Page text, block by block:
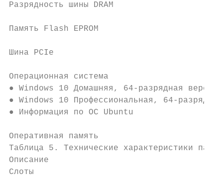
Разрядность шины DRAM
Память Flash EPROM
Шина PCIe
Операционная система
● Windows 10 Домашняя, 64-разрядная версия
● Windows 10 Профессиональная, 64-
● Информация по ОС Ubuntu
Оперативная память
Таблица 5. Технические характеристики
Описание
Слоты